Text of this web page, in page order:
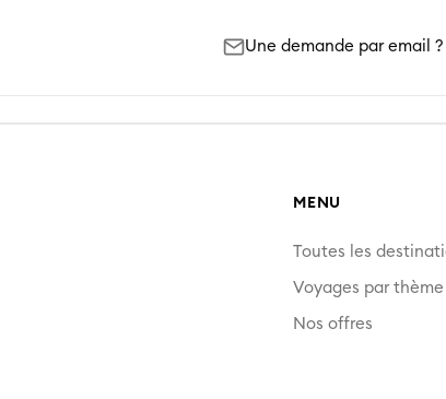
Une demande par email ?
MENU
Toutes les
Voyages par thème
Nos offres